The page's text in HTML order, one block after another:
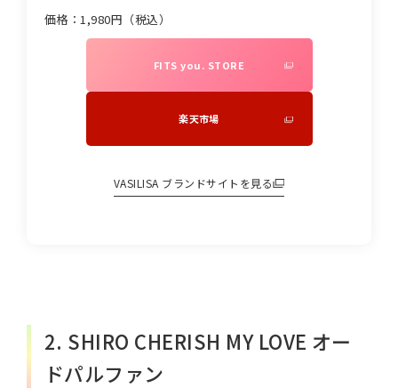
価格： 1,980円（税込）
FITS you. STORE
楽天市場
VASILISA ブランドサイトを見る
2. SHIRO CHERISH MY LOVE オー
ドパルファン